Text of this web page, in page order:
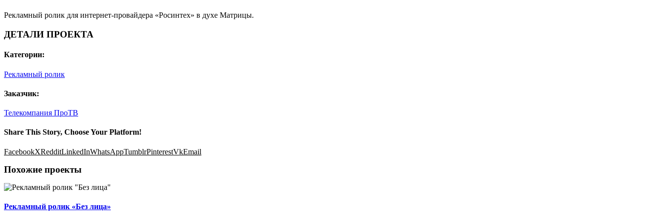
Рекламный ролик для интернет-провайдера «Росинтех» в духе Матрицы.
ДЕТАЛИ ПРОЕКТА
Категории:
Рекламный ролик
Заказчик:
Телекомпания ПроТВ
Share This Story, Choose Your Platform!
FacebookXRedditLinkedInWhatsAppTumblrPinterestVkEmail
Похожие проекты
Рекламный ролик «Без лица»